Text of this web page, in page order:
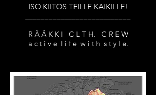
ISO KIITOS TEILLE KAIKILLE!
R Ä Ä K K I C L T H. C R E W
a c t i v e l i f e w i t h s t y l e.